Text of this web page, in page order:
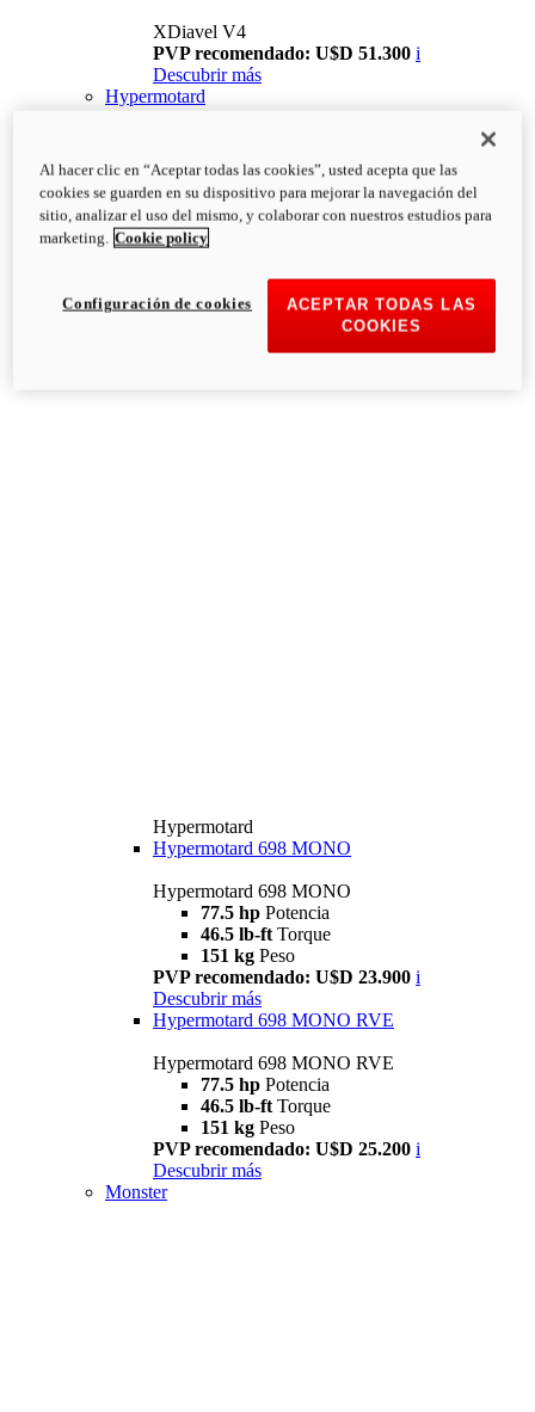
XDiavel V4
PVP recomendado: U$D 51.300 i
Descubrir más
Hypermotard
Hypermotard
Hypermotard 698 MONO
Hypermotard 698 MONO
77.5 hp Potencia
46.5 lb-ft Torque
151 kg Peso
PVP recomendado: U$D 23.900 i
Descubrir más
Hypermotard 698 MONO RVE
Hypermotard 698 MONO RVE
77.5 hp Potencia
46.5 lb-ft Torque
151 kg Peso
PVP recomendado: U$D 25.200 i
Descubrir más
Monster
Al hacer clic en “Aceptar todas las cookies”, usted acepta que las
cookies se guarden en su dispositivo para mejorar la navegación del
sitio, analizar el uso del mismo, y colaborar con nuestros estudios para
marketing. Cookie policy
ACEPTAR TODAS LAS
COOKIES
Configuración de cookies